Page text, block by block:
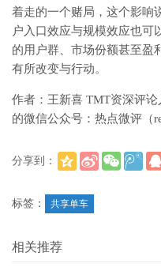
着走的一个赌局，这个影响
户入口效应与规模效应也可
的用户群、市场份额甚至盈
有所改变与行动。
作者：王新喜 TMT资深评
的微信公众号：热点微评（
分享到：
标签：
共享单车
相关推荐